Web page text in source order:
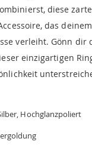
diese
das
verleiht. Gönn dir
einzigartigen
Hochglanzpoliert